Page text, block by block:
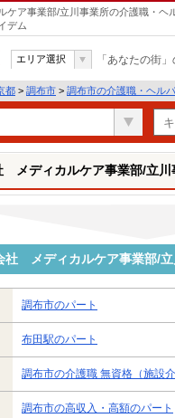
ア事業部/立川事業所の介護職・ヘ
デム
エリア選択 「あなたの街
都 > 調布市 > 調布市の介護職・ヘル
メディカルケア事業部/立川
社 メディカルケア事業部/
調布市のパート
布田駅のパート
調布市の介護職 無資格（施設
調布市の高収入・高額のパート